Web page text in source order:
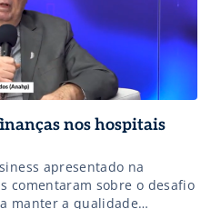
nos hospitais
apresentado na
comentaram sobre o desafio
manter a qualidade